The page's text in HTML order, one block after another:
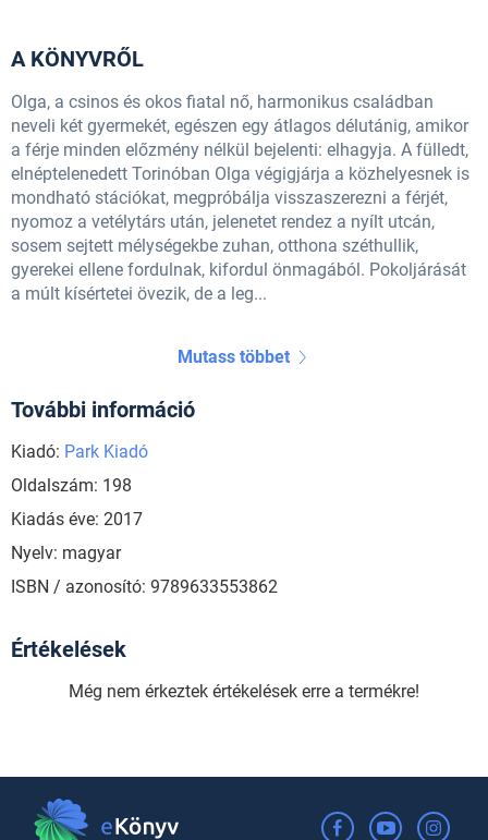
A KÖNYVRŐL
Olga, a csinos és okos fiatal nő, harmonikus családban
neveli két gyermekét, egészen egy átlagos délutánig, amikor
a férje minden előzmény nélkül bejelenti: elhagyja. A fülledt,
elnéptelenedett Torinóban Olga végigjárja a közhelyesnek is
mondható stációkat, megpróbálja visszaszerezni a férjét,
nyomoz a vetélytárs után, jelenetet rendez a nyílt utcán,
sosem sejtett mélységekbe zuhan, otthona széthullik,
gyerekei ellene fordulnak, kifordul önmagából. Pokoljárását
a múlt kísértetei övezik, de a leg...
Mutass többet
További információ
Kiadó: Park Kiadó
Oldalszám: 198
Kiadás éve: 2017
Nyelv: magyar
ISBN / azonosító: 9789633553862
Értékelések
Még nem érkeztek értékelések erre a termékre!